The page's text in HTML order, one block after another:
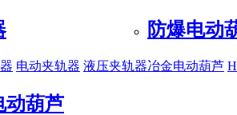
电动夹轨器 液压夹轨器
防爆电动
冶金电动葫芦
动葫芦